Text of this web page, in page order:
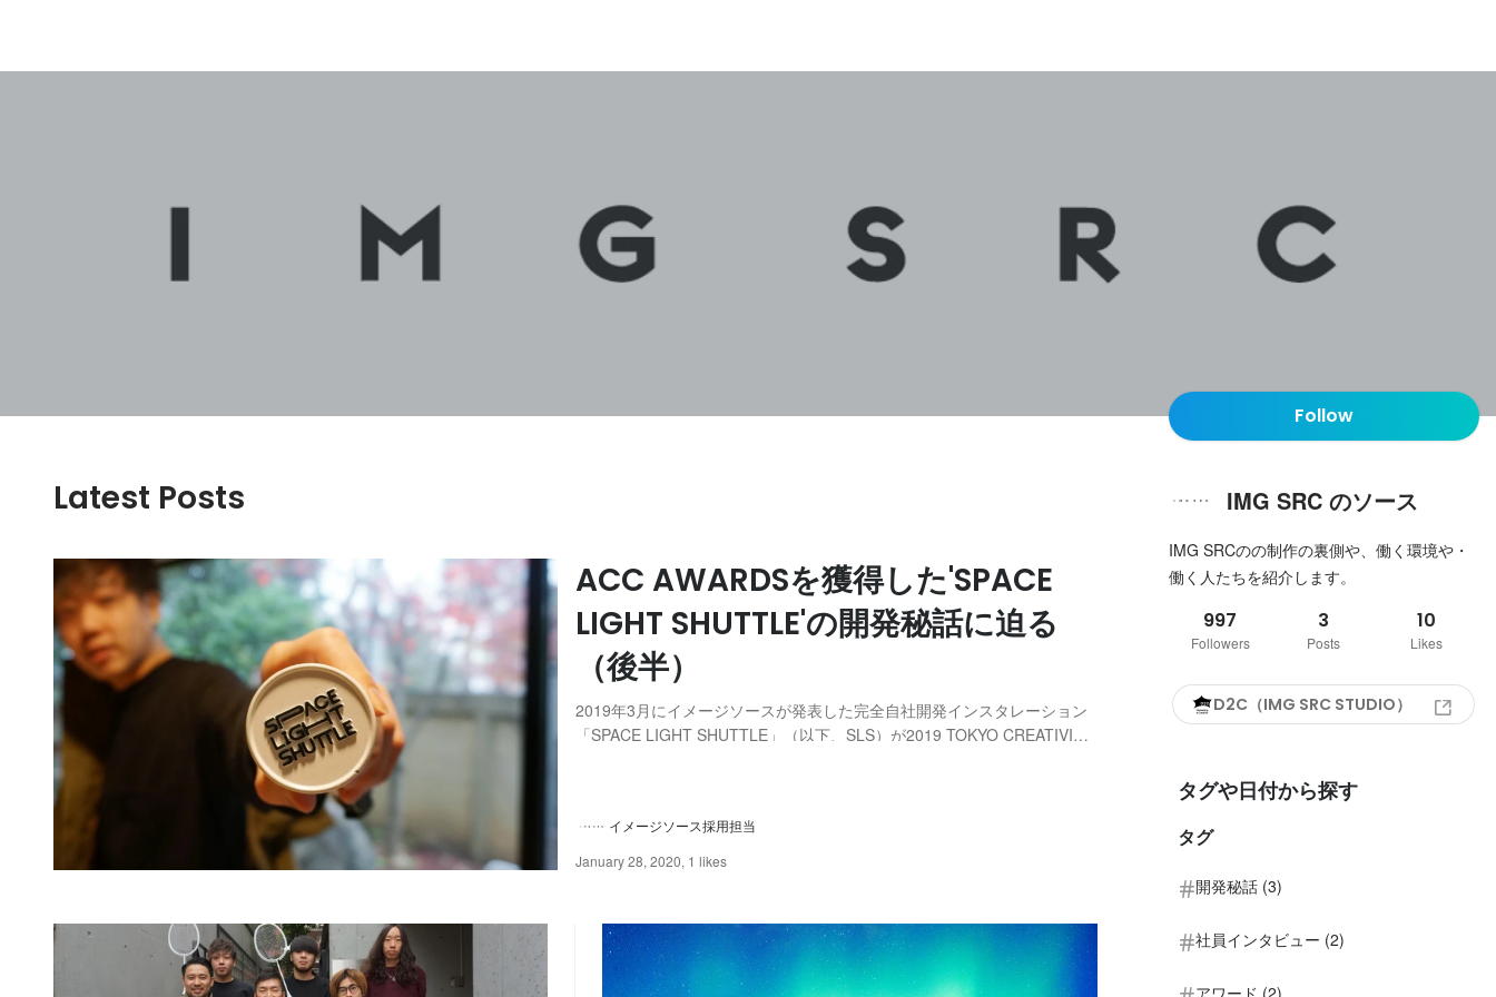
Latest Posts
ACC AWARDSを獲得した'SPACE
LIGHT SHUTTLE'の開発秘話に迫る
（後半）
2019年3月にイメージソースが発表した完全自社開発インスタレーション
「SPACE LIGHT SHUTTLE」（以下、SLS）が2019 TOKYO CREATIVITY
イメージソース採用担当
January 28, 2020, 1 likes
Follow
IMG SRC のソース
IMG SRCのの制作の裏側や、働く環境や・
働く人たちを紹介します。
997
Followers
3
Posts
10
Likes
D2C（IMG SRC STUDIO）
タグや日付から探す
タグ
開発秘話 (3)
社員インタビュー (2)
アワード (2)